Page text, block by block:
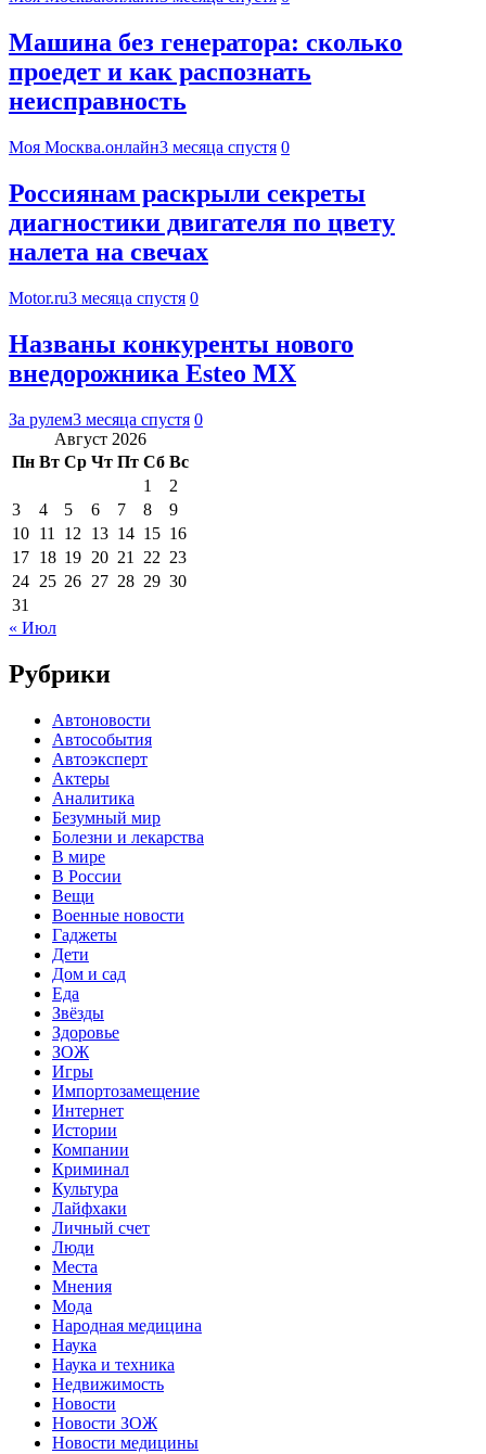
Машина без генератора: сколько
проедет и как распознать
неисправность
Моя Москва.онлайн3 месяца спустя 0
Россиянам раскрыли секреты
диагностики двигателя по цвету
налета на свечах
Motor.ru3 месяца спустя 0
Названы конкуренты нового
внедорожника Esteo MX
За рулем3 месяца спустя 0
Август 2026
Пн Вт Ср Чт Пт Сб Вс
1
2
3
4 5 6 7 8
9
10 11 12 13 14 15 16
17 18 19 20 21 22 23
24 25 26 27 28 29 30
31
« Июл
Рубрики
Автоновости
Автособытия
Автоэксперт
Актеры
Аналитика
Безумный мир
Болезни и лекарства
В мире
В России
Вещи
Военные новости
Гаджеты
Дети
Дом и сад
Еда
Звёзды
Здоровье
ЗОЖ
Игры
Импортозамещение
Интернет
Истории
Компании
Криминал
Культура
Лайфхаки
Личный счет
Люди
Места
Мнения
Мода
Народная медицина
Наука
Наука и техника
Недвижимость
Новости
Новости ЗОЖ
Новости медицины